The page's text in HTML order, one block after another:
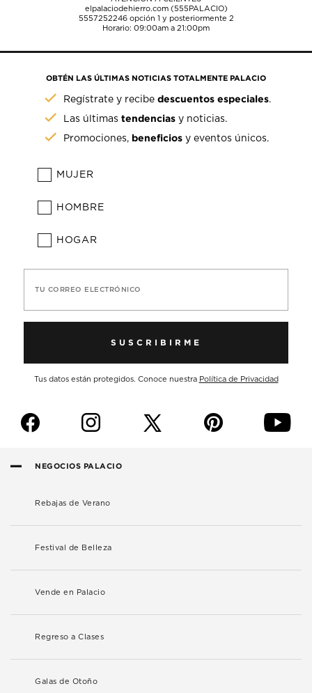
elpalaciodehierro.com (555PALACIO)
5557252246opción 1 y posteriormente 2
Horario: 09:00am a 21:00pm
OBTÉN LAS ÚLTIMAS NOTICIAS TOTALMENTE PALACIO
Regístrate y recibedescuentos especiales.
Las últimastendencias y noticias.
Promociones, beneficios y eventos únicos.
MUJER
HOMBRE
HOGAR
TU CORREO ELECTRÓNICO
SUSCRIBIRME
Tus datos están protegidos. Conoce nuestra Política de Privacidad
f i p y
NEGOCIOS PALACIO
Rebajas de Verano
Festival de Belleza
Vende en Palacio
Regreso a Clases
Galas de Otoño